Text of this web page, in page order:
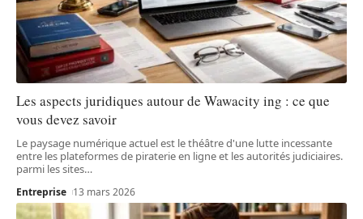
Les aspects juridiques autour de Wawacity ing : ce que
vous devez savoir
Le paysage numérique actuel est le théâtre d'une lutte incessante
entre les plateformes de piraterie en ligne et les autorités judiciaires.
parmi les sites…
Entreprise 13 mars 2026